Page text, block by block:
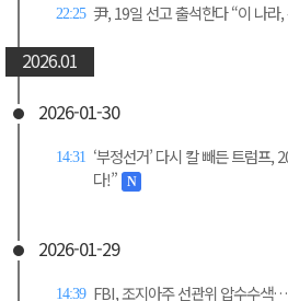
22:25 尹, 19일 선고 출석한다 “이 나라
2026.01
2026-01-30
14:31 ‘부정선거’ 다시 칼 빼든 트럼프,
다!”
N
2026-01-29
14:39 FBI, 조지아주 선관위 압수수색